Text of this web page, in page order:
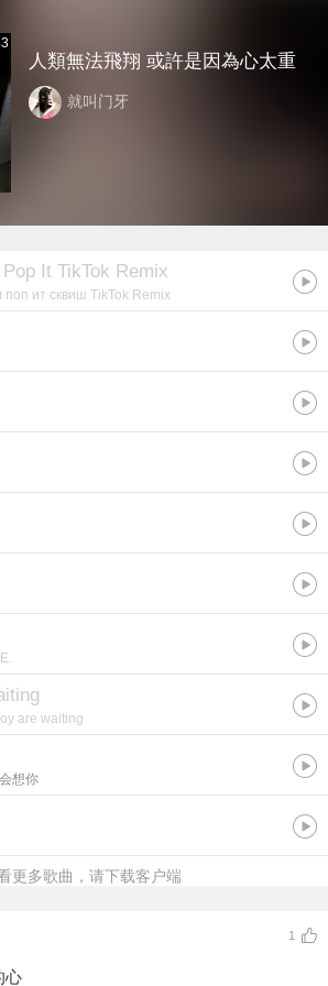
人類無法飛翔 或許是因為心太重
就叫门牙
It TikTok Remix
ит сквиш TikTok Remix
are waiting
想你
更多歌曲，请下载客户端
1
心